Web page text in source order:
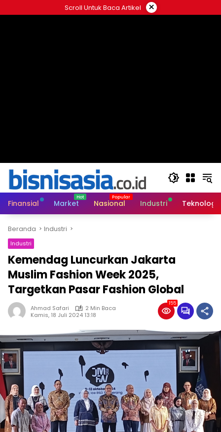
ke
Scroll Untuk Baca Artikel ×
Finansial Market Nasional Industri Teknologi
Beranda Industri
Industri
Kemendag Luncurkan Jakarta
Muslim Fashion Week 2025,
Targetkan Pasar Fashion Global
Ahmad Safari
2 Min Baca
Kamis, 18 Juli 2024 13:18
155